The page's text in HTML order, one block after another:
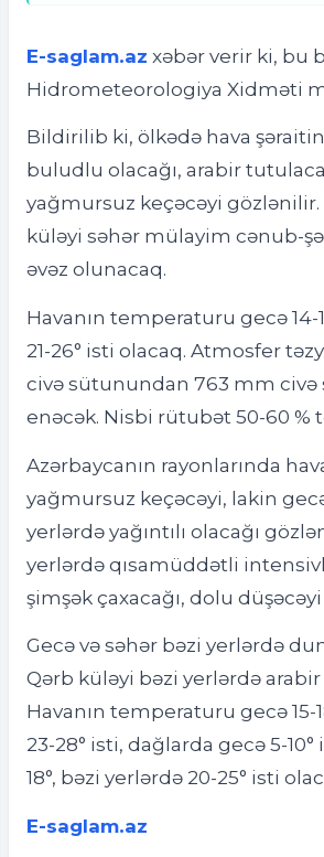
E-saglam.az xəbər verir ki, bu
Hidrometeorologiya Xidməti
Bildirilib ki, ölkədə hava
buludlu olacağı, arabir
yağmursuz keçəcəyi
küləyi səhər mülayim cənub-
əvəz olunacaq.
Havanın temperaturu gecə 14-
21-26° isti olacaq. Atmosfer
civə sütunundan 763 mm civə
enəcək. Nisbi rütubət 50-60 %
Azərbaycanın rayonlarında
yağmursuz keçəcəyi, lakin
yerlərdə yağıntılı olacağı
yerlərdə qısamüddətli
şimşək çaxacağı, dolu
Gecə və səhər bəzi yerlərdə
Qərb küləyi bəzi yerlərdə
Havanın temperaturu gecə 15-
23-28° isti, dağlarda gecə 5-
18°, bəzi yerlərdə 20-25° isti
E-saglam.az